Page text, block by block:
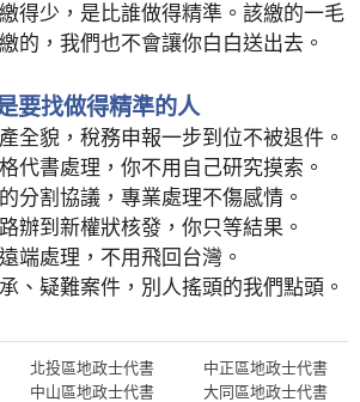
得少，是比誰做得精準。該繳的一毛
的，我們也不會讓你白白送出去。
要找做得精準的人
全貌，稅務申報一步到位不被退件。
代書處理，你不用自己研究摸索。
分割協議，專業處理不傷感情。
辦到新權狀核發，你只等結果。
端處理，不用飛回台灣。
、疑難案件，別人搖頭的我們點頭。
北投區地政士代書
中山區地政士代書
中正區地政士代書
大同區地政士代書